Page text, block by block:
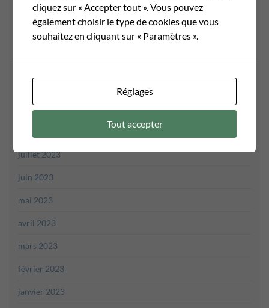
janvier 2024
décembre 2023
novembre 2023
septembre 2023
juillet 2023
juin 2023
mai 2023
avril 2023
mars 2023
février 2023
janvier 2023
cliquez sur « Accepter tout ». Vous pouvez
également choisir le type de cookies que vous
souhaitez en cliquant sur « Paramètres ».
Réglages
Tout accepter